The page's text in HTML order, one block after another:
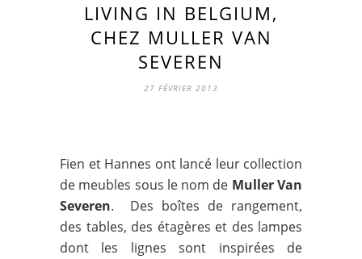
LIVING IN BELGIUM,
CHEZ MULLER VAN
SEVEREN
27 FÉVRIER 2013
Fien et Hannes ont lancé leur collection
de meubles sous le nom de Muller Van
Severen. Des boîtes de rangement,
des tables, des étagères et des lampes
dont les lignes sont inspirées de